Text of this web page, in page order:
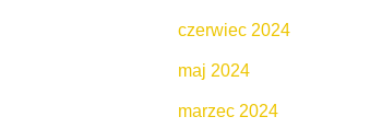
czerwiec 2024
maj 2024
marzec 2024